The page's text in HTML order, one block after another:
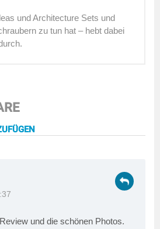
und Architecture Sets und
zu tun hat – hebt dabei
und die schönen Photos.